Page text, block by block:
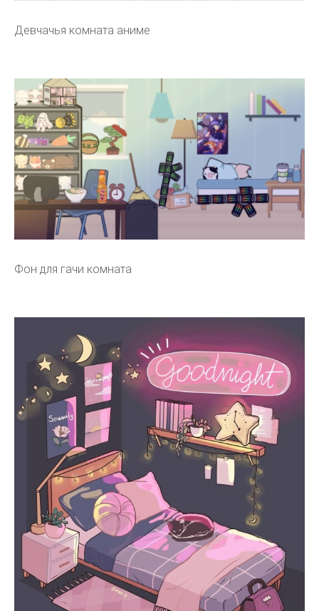
Девчачья комната аниме
Фон для гачи комната